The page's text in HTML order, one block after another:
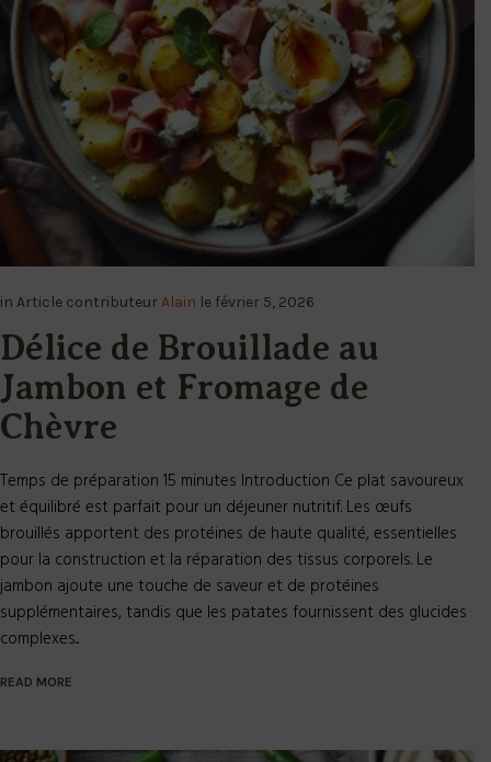
in Article contributeurAlain le février 5, 2026
Délice de Brouillade au
Jambon et Fromage de
Chèvre
Temps de préparation 15 minutes Introduction Ce plat savoureux
et équilibré est parfait pour un déjeuner nutritif. Les œufs
brouillés apportent des protéines de haute qualité, essentielles
pour la construction et la réparation des tissus corporels. Le
jambon ajoute une touche de saveur et de protéines
supplémentaires, tandis que les patates fournissent des glucides
complexes...
READ MORE